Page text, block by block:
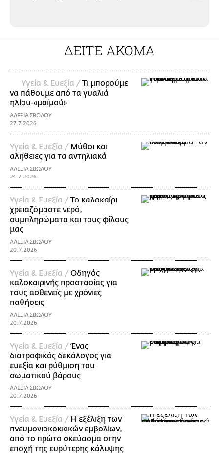
ΔΕΙΤΕ ΑΚΟΜΑ
Υγεία & Ευεξία /Τι μπορούμε
να πάθουμε από τα γυαλιά
ηλίου-«μαϊμού»
ΑΛΕΞΙΑ ΣΒΩΛΟΥ
27.7.2026
Υγεία & Ευεξία / Μύθοι και
αλήθειες για τα αντηλιακά
ΑΛΕΞΙΑ ΣΒΩΛΟΥ
24.7.2026
Υγεία & Ευεξία /Το καλοκαίρι
χρειαζόμαστε νερό,
συμπληρώματα και τους φίλους
μας
ΑΛΕΞΙΑ ΣΒΩΛΟΥ
20.7.2026
Υγεία & Ευεξία /Οδηγός
καλοκαιρινής προστασίας για
τους ασθενείς με χρόνιες
παθήσεις
ΑΛΕΞΙΑ ΣΒΩΛΟΥ
20.7.2026
Υγεία & Ευεξία /Ένας
διατροφικός δεκάλογος για
ευεξία και ρύθμιση του
σωματικού βάρους
ΑΛΕΞΙΑ ΣΒΩΛΟΥ
20.7.2026
Υγεία & Ευεξία / Η εξέλιξη των
πνευμονιοκοκκικών εμβολίων,
από το πρώτο σκεύασμα στην
εποχή της ευρύτερης κάλυψης